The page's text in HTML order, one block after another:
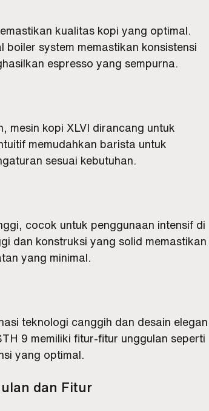
kualitas kopi yang optimal.
system memastikan konsistensi
espresso yang sempurna.
mesin kopi XLVI dirancang untuk
memudahkan barista untuk
sesuai kebutuhan.
cocok untuk penggunaan intensif di
dan konstruksi yang solid memastikan
yang minimal.
teknologi canggih dan desain elegan.
9 memiliki fitur-fitur unggulan seperti
yang optimal.
dan Fitur